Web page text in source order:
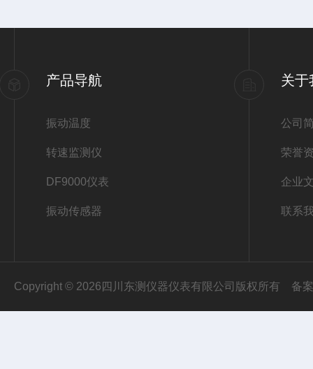
产品导航
振动温度
转速监测仪
DF9000仪表
振动传感器
关于
公司
荣誉
企业
联系
Copyright © 2026四川东测仪器仪表有限公司版权所有 备